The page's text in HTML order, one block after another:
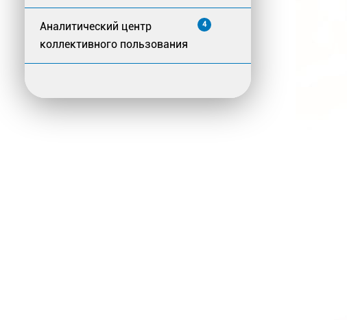
Аналитический центр
коллективного пользования
4